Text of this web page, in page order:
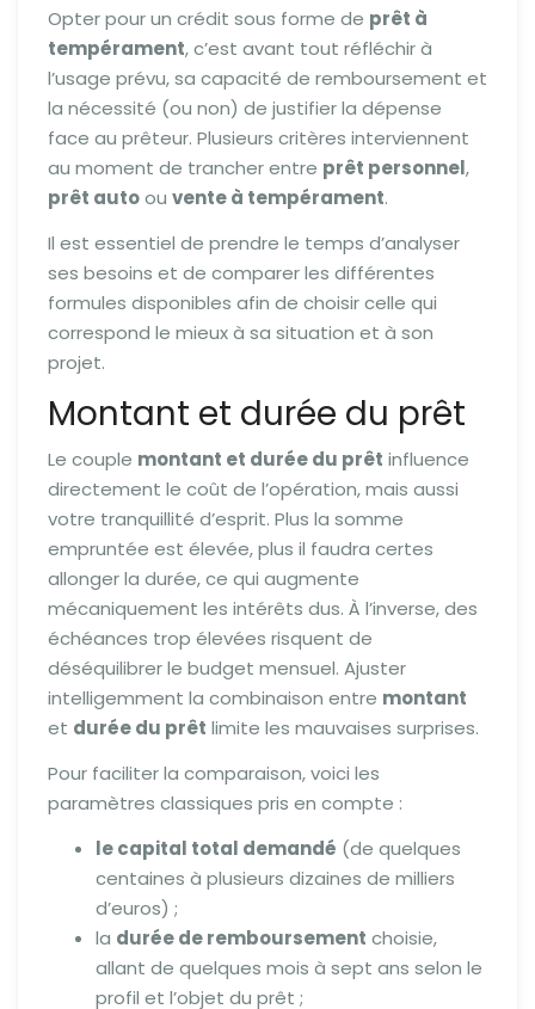
Opter pour un crédit sous forme de prêt à
tempérament, c’est avant tout réfléchir à
l’usage prévu, sa capacité de remboursement et
la nécessité (ou non) de justifier la dépense
face au prêteur. Plusieurs critères interviennent
au moment de trancher entre prêt personnel,
prêt autoou vente à tempérament.
Il est essentiel de prendre le temps d’analyser
ses besoins et de comparer les différentes
formules disponibles afin de choisir celle qui
correspond le mieux à sa situation et à son
projet.
Montant et durée du prêt
Le couple montant et durée du prêt influence
directement le coût de l’opération, mais aussi
votre tranquillité d’esprit. Plus la somme
empruntée est élevée, plus il faudra certes
allonger la durée, ce qui augmente
mécaniquement les intérêts dus. À l’inverse, des
échéances trop élevées risquent de
déséquilibrer le budget mensuel. Ajuster
intelligemment la combinaison entre montant
et durée du prêt limite les mauvaises surprises.
Pour faciliter la comparaison, voici les
paramètres classiques pris en compte :
le capital total demandé (de quelques
centaines à plusieurs dizaines de milliers
d’euros) ;
la durée de remboursement choisie,
allant de quelques mois à sept ans selon le
profil et l’objet du prêt ;